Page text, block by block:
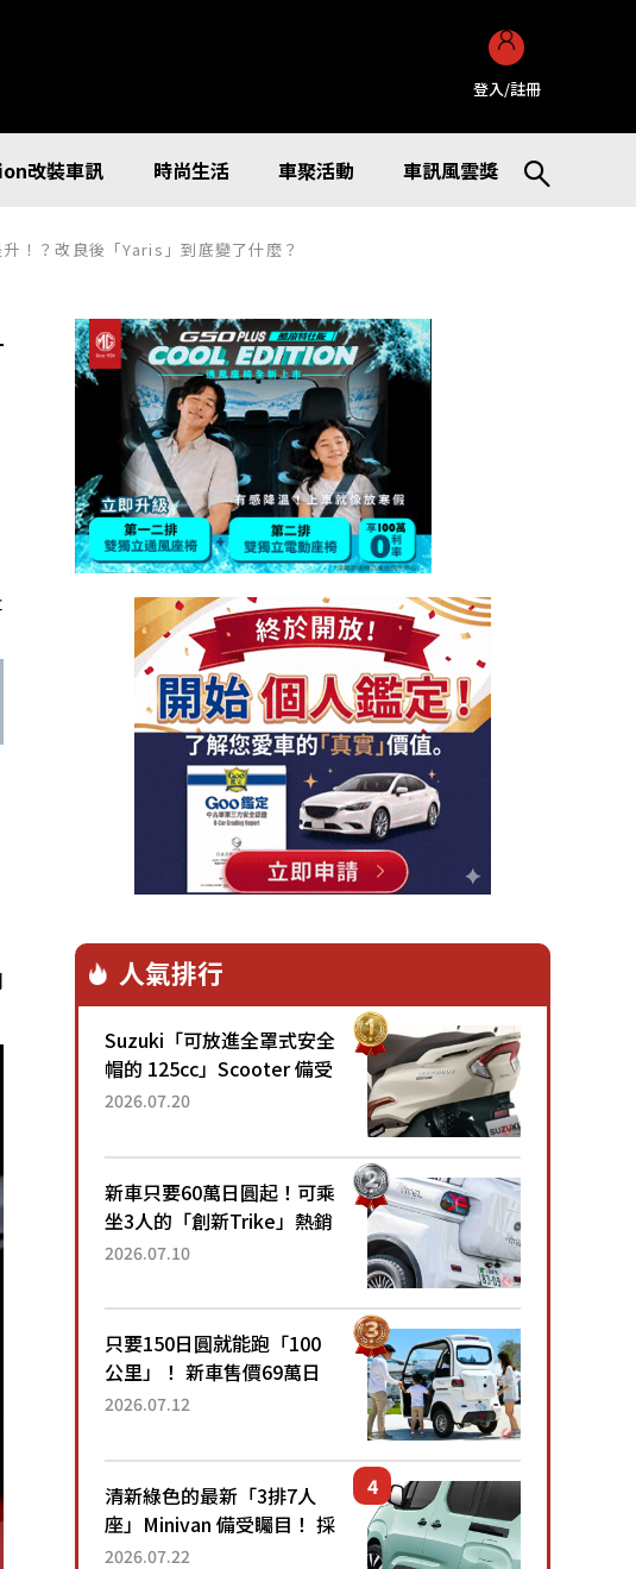
登入/註冊
改裝車訊 時尚生活 車聚活動 車訊風雲獎
！？改良後「Yaris」到底變了什麼？
人氣排行
Suzuki「可放進全罩式安全
帽的 125cc」Scooter 備受
矚目！採用全新流線設計與
已陸續開始出口的新款
「B...
2026.07.20
新車只要60萬日圓起！可乘
坐3人的「創新Trike」熱銷
大賣成為人氣車款！「養車
日圓就能跑100公里」「小
朋友坐得...
2026.07.10
只要150日圓就能跑「100
公里」！ 新車售價69萬日
圓的「3人座」Trike大受歡
為何能迅速熱賣？
2026.07.12
清新綠色的最新「3排7人
座」Minivan 備受矚目！ 採
用全長4.7公尺剛剛好的車
2026.07.22